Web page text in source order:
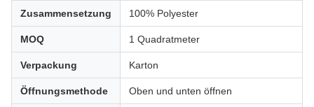
Zusammensetzung 100% Polyester
MOQ 1 Quadratmeter
Verpackung Karton
Öffnungsmethode Oben und unten öffnen